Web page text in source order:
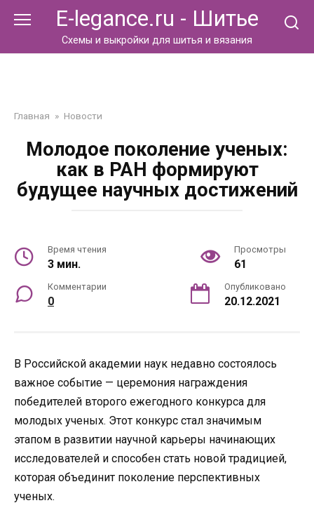
E-legance.ru - Шитье
Схемы и выкройки для шитья и вязания
Главная » Новости
Молодое поколение ученых:
как в РАН формируют
будущее научных достижений
Время чтения
3 мин.
Просмотры
61
Комментарии
0
Опубликовано
20.12.2021
В Российской академии наук недавно состоялось
важное событие — церемония награждения
победителей второго ежегодного конкурса для
молодых ученых. Этот конкурс стал значимым
этапом в развитии научной карьеры начинающих
исследователей и способен стать новой традицией,
которая объединит поколение перспективных
ученых.